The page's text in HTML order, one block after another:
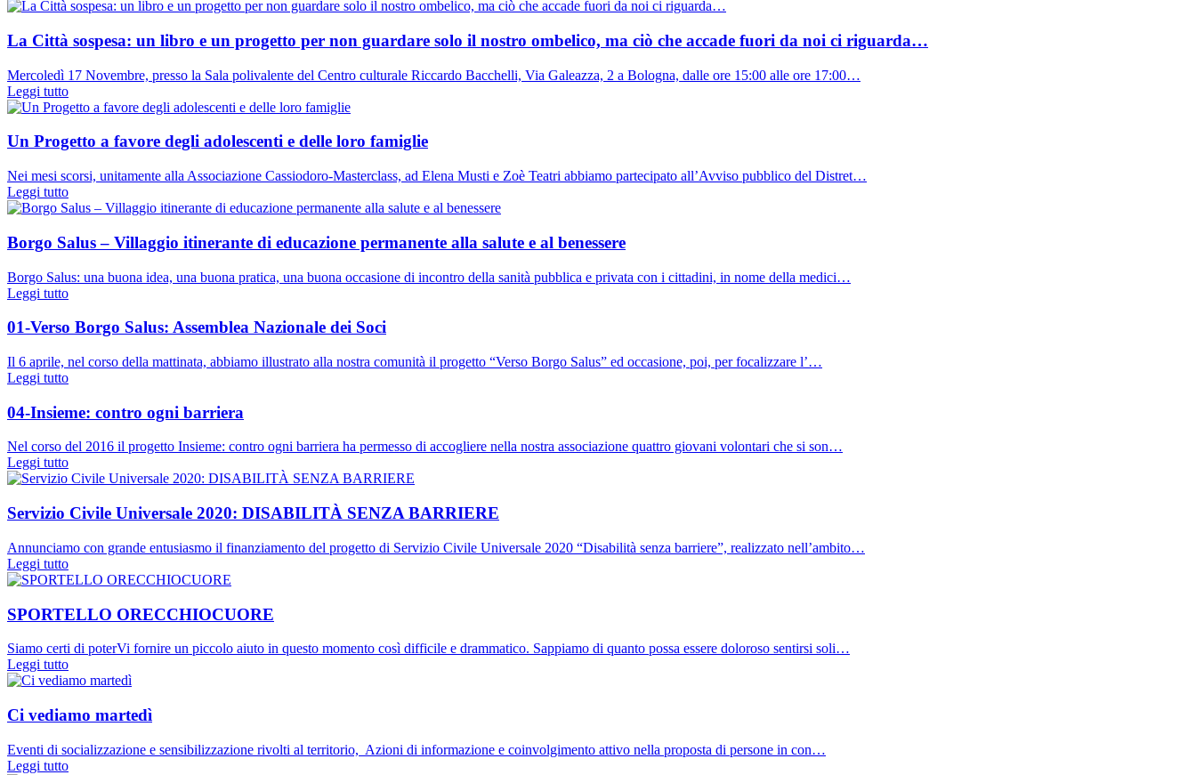
La Città sospesa: un libro e un progetto per non guardare solo il nostro ombelico, ma ciò che accade fuori da noi ci riguarda…
Mercoledì 17 Novembre, presso la Sala polivalente del Centro culturale Riccardo Bacchelli, Via Galeazza, 2 a Bologna, dalle ore 15:00 alle ore 17:00…
Leggi tutto
Un Progetto a favore degli adolescenti e delle loro famiglie
Nei mesi scorsi, unitamente alla Associazione Cassiodoro-Masterclass, ad Elena Musti e Zoè Teatri abbiamo partecipato all’Avviso pubblico del Distret…
Leggi tutto
Borgo Salus – Villaggio itinerante di educazione permanente alla salute e al benessere
Borgo Salus: una buona idea, una buona pratica, una buona occasione di incontro della sanità pubblica e privata con i cittadini, in nome della medici…
Leggi tutto
01-Verso Borgo Salus: Assemblea Nazionale dei Soci
Il 6 aprile, nel corso della mattinata, abbiamo illustrato alla nostra comunità il progetto “Verso Borgo Salus” ed occasione, poi, per focalizzare l’…
Leggi tutto
04-Insieme: contro ogni barriera
Nel corso del 2016 il progetto Insieme: contro ogni barriera ha permesso di accogliere nella nostra associazione quattro giovani volontari che si son…
Leggi tutto
Servizio Civile Universale 2020: DISABILITÀ SENZA BARRIERE
Annunciamo con grande entusiasmo il finanziamento del progetto di Servizio Civile Universale 2020 “Disabilità senza barriere”, realizzato nell’ambito…
Leggi tutto
SPORTELLO ORECCHIOCUORE
Siamo certi di poterVi fornire un piccolo aiuto in questo momento così difficile e drammatico. Sappiamo di quanto possa essere doloroso sentirsi soli…
Leggi tutto
Ci vediamo martedì
Eventi di socializzazione e sensibilizzazione rivolti al territorio, Azioni di informazione e coinvolgimento attivo nella proposta di persone in con…
Leggi tutto